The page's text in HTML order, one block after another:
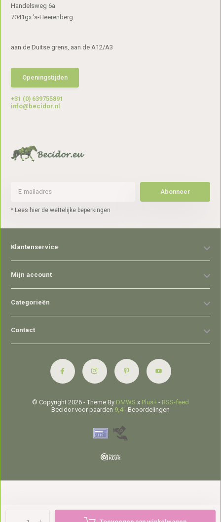
Handelsweg 6a
7041gx 's-Heerenberg
aan de Duitse grens, aan de A12/A3
Openingstijden
+31 (0) 639755891
info@becidor.nl
Abonneer
* Lees hier de wettelijke beperkingen
Klantenservice
Mijn account
Categorieën
Contact
© Copyright 2026 - Theme By DMWS x Plus+ - RSS-feed
Becidor voor paarden 9,4- Beoordelingen